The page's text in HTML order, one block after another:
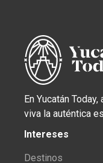
En Yucatán
viva la auténtica
Intereses
Destinos